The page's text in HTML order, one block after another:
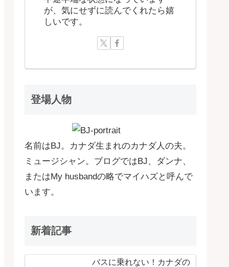
が、気にせずに読んでくれたら嬉
しいです。
登場人物
名前はBJ。カナダ生まれのカナダ人の夫。
ミュージシャン。ブログではBJ、ダンナ、
またはMy husbandの略でマイハズと呼んで
います。
新着記事
バスに乗れない！カナダの